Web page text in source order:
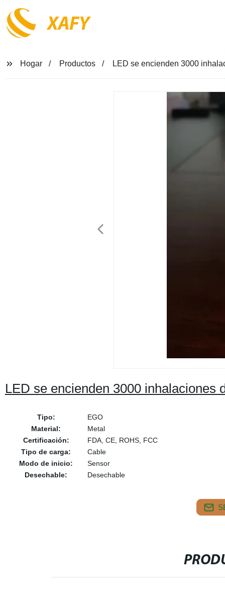
XAFY
Hogar Productos LED se encienden 3000
LED se encienden 3000 inhalaciones
Tipo:
EGO
Material:
Metal
Certificación:
FDA, CE, ROHS, FCC
Tipo de carga:
Cable
Modo de inicio:
Sensor
Desechable:
Desechable